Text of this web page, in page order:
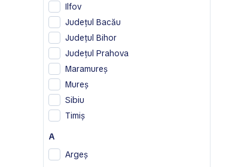
D
Dodge
DS
Ferrari
Fiat
G
Genesis
Ilfov
Județul Bacău
Județul Bihor
Județul Prahova
Maramureș
Mureș
Sibiu
Timiș
A
Argeș